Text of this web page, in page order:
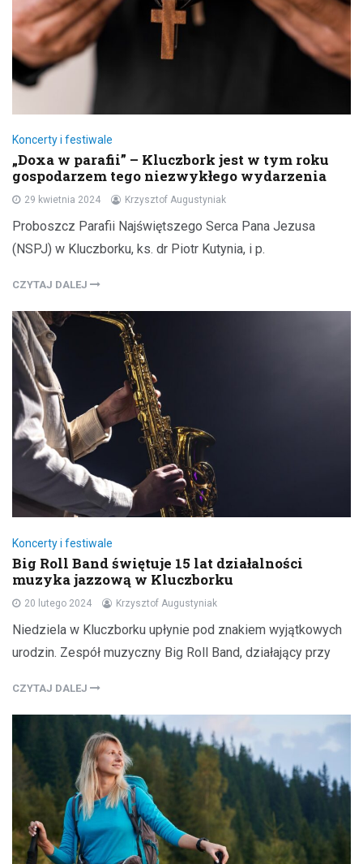
Koncerty i festiwale
„Doxa w parafii” – Kluczbork jest w tym roku
gospodarzem tego niezwykłego wydarzenia
29 kwietnia 2024 Krzysztof Augustyniak
Proboszcz Parafii Najświętszego Serca Pana Jezusa
(NSPJ) w Kluczborku, ks. dr Piotr Kutynia, i p.
CZYTAJ DALEJ
Koncerty i festiwale
Big Roll Band świętuje 15 lat działalności
muzyka jazzową w Kluczborku
20 lutego 2024 Krzysztof Augustyniak
Niedziela w Kluczborku upłynie pod znakiem wyjątkowych
urodzin. Zespół muzyczny Big Roll Band, działający przy
CZYTAJ DALEJ